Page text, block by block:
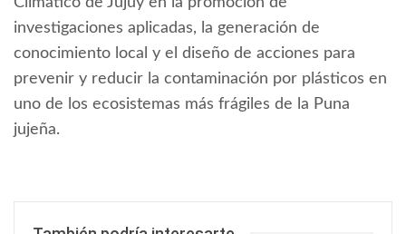
investigaciones aplicadas, la generación de
conocimiento local y el diseño de acciones para
prevenir y reducir la contaminación por plásticos en
uno de los ecosistemas más frágiles de la Puna
jujeña.